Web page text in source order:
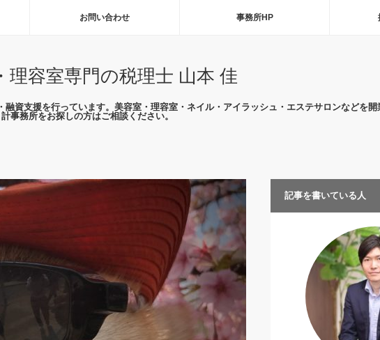
お問い合わせ 事務所HP
理容室専門の税理士 山本 佳
資支援を行っています。美容室・理容室・ネイル・アイラッシュ・エステサロンなどを
計事務所をお探しの方はご相談ください。
記事を書いている人